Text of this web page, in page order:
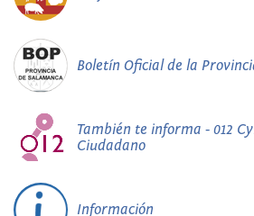
Boletín Oficial de la
También te informa - 012
Ciudadano
Información